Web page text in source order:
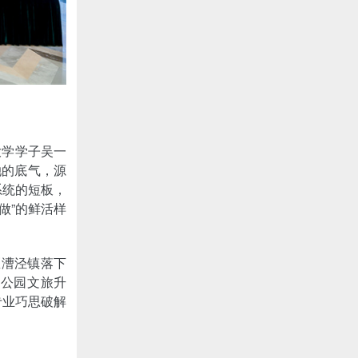
学子吴一
底气，源
的短板，
”的鲜活样
泾镇落下
园文旅升
巧思破解